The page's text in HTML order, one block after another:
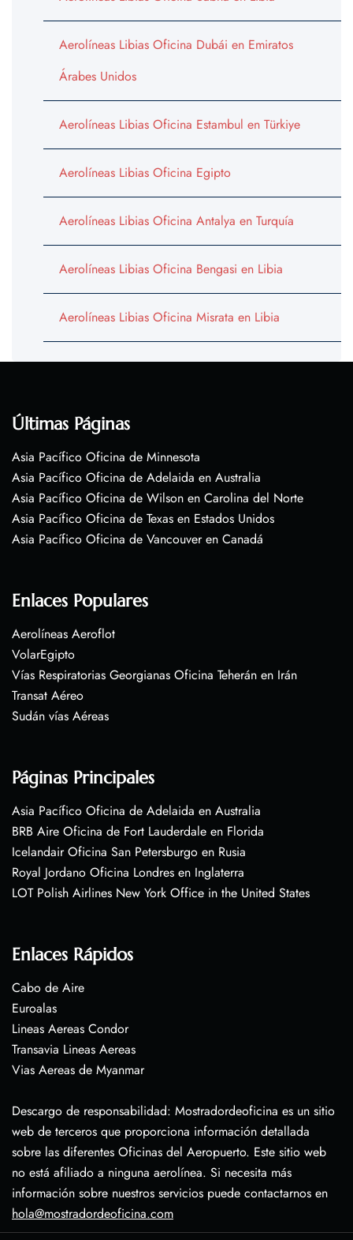
Aerolíneas Libias Oficina Dubái en Emiratos
Árabes Unidos
Aerolíneas Libias Oficina Estambul en Türkiye
Aerolíneas Libias Oficina Egipto
Aerolíneas Libias Oficina Antalya en Turquía
Aerolíneas Libias Oficina Bengasi en Libia
Aerolíneas Libias Oficina Misrata en Libia
Últimas Páginas
Asia Pacífico Oficina de Minnesota
Asia Pacífico Oficina de Adelaida en Australia
Asia Pacífico Oficina de Wilson en Carolina del Norte
Asia Pacífico Oficina de Texas en Estados Unidos
Asia Pacífico Oficina de Vancouver en Canadá
Enlaces Populares
Aerolíneas Aeroflot
VolarEgipto
Vías Respiratorias Georgianas Oficina Teherán en Irán
Transat Aéreo
Sudán vías Aéreas
Páginas Principales
Asia Pacífico Oficina de Adelaida en Australia
BRB Aire Oficina de Fort Lauderdale en Florida
Icelandair Oficina San Petersburgo en Rusia
Royal Jordano Oficina Londres en Inglaterra
LOT Polish Airlines New York Office in the United States
Enlaces Rápidos
Cabo de Aire
Euroalas
Lineas Aereas Condor
Transavia Lineas Aereas
Vias Aereas de Myanmar
Descargo de responsabilidad: Mostradordeoficina es un sitio
web de terceros que proporciona información detallada
sobre las diferentes Oficinas del Aeropuerto. Este sitio web
no está afiliado a ninguna aerolínea. Si necesita más
información sobre nuestros servicios puede contactarnos en
hola@mostradordeoficina.com